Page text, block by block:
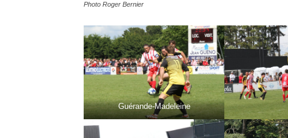
Photo Roger Bernier
Guérande-Madeleine